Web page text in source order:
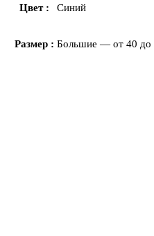
Цвет Синий
Размер Большие — от 40 до